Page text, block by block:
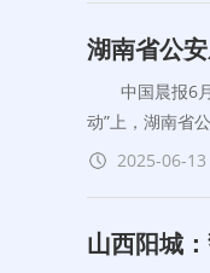
湖南省公
中国晨报6月
动”上，湖南省
2025-06-13
山西阳城